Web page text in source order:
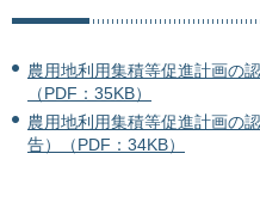
農用地利用集積等促進計画の
（PDF：35KB）
農用地利用集積等促進計画の
告）（PDF：34KB）